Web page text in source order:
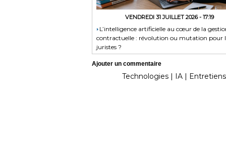
VENDREDI 31 JUILLET 2026 - 17:19
​L’intelligence artificielle au cœur de la
contractuelle : révolution ou mutation pour
juristes ?
Ajouter un commentaire
Technologies | IA | Entretiens